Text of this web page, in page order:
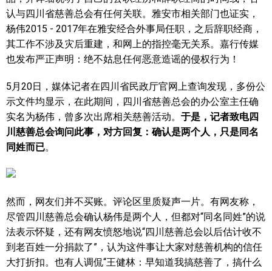
认与四川省慈善总会有任何关联。雅安市相关部门也证实，
杨伟2015 - 2017年在雅安经合外事局任职，之后辞职经商，
其工作不涉及灾后重建，和网上的指控毫无关系。嘉行传媒
也发布严正声明：绝不姑息任何恶意造谣的侵权行为！
5月20日，媒体记者在四川省民政厅官网上查询发现，多份公
示文件均显示，在此期间，四川省慈善总会的办公室主任确
实名为杨伟，曾多次出席相关慈善活动。 于是，记者致电四
川慈善总会询问此事，对方回复：确认是两个人，只是同名
同姓而已。
然而，网友们并不买账。评论区里质疑声一片。有网友称，
尽管四川慈善总会确认杨伟是两个人，但都对“同名同姓”的说
法表示怀疑，还有网友愤怒地说“四川慈善总会以后估计收不
到老百姓一分捐款了”，认为这件事让大家对慈善机构的信任
大打折扣。也有人调侃“王健林：早知道我搞慈善了，搞什么